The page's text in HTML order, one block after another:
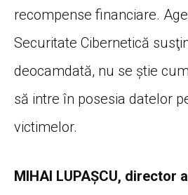
recompense financiare.
Securitate Cibernetică
deocamdată, nu se știe
să intre în posesia datelor
victimelor.
MIHAI LUPAŞCU, director